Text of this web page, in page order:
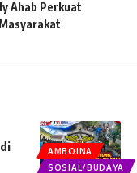
Ahab Perkuat
AMBOINA
SOSIAL/BUDAYA